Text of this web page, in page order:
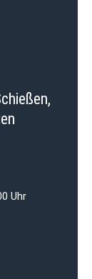
Uhr